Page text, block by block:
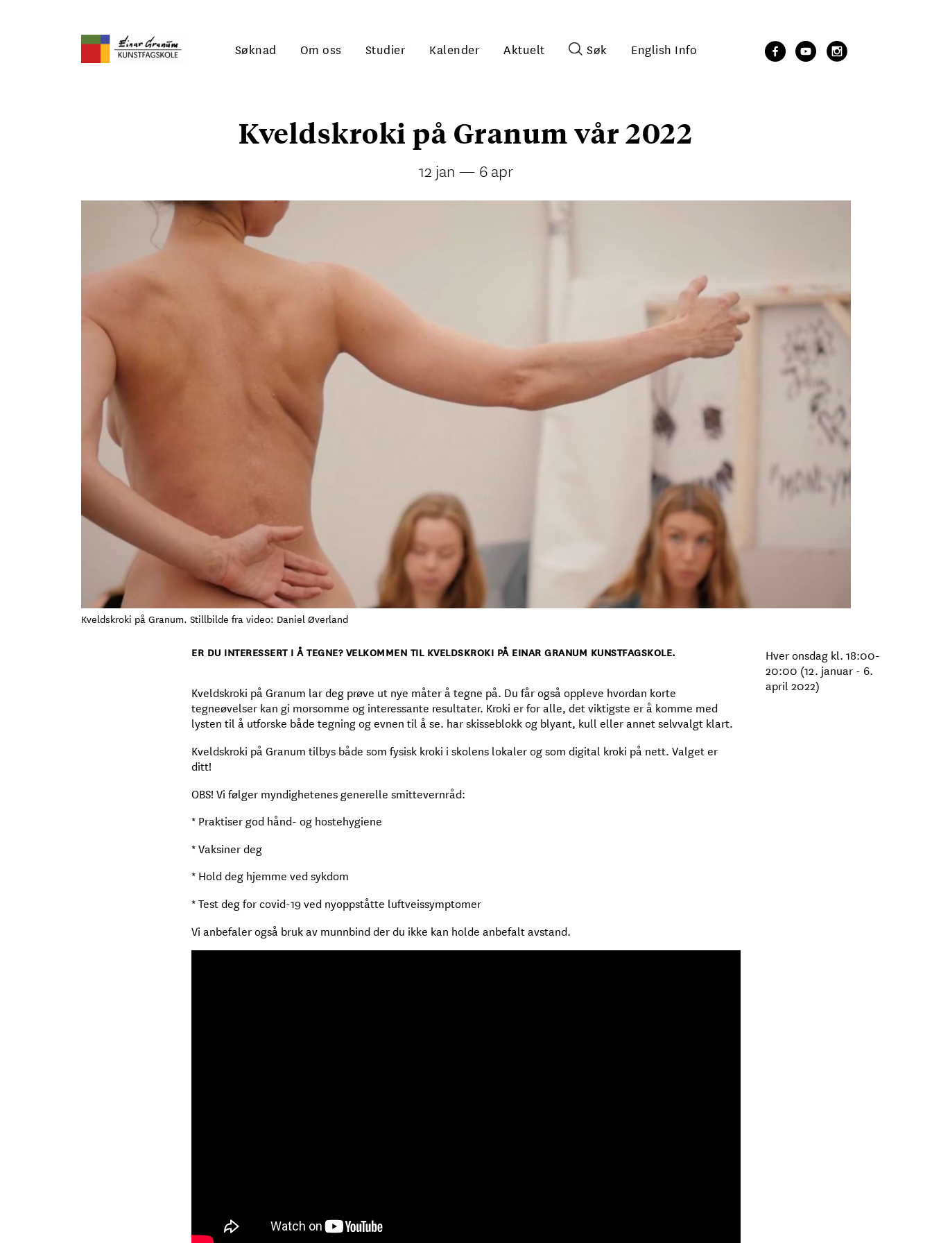
Søknad Om oss Studier Kalender Aktuelt Søk English Info
Kveldskroki på Granum vår 2022
12 jan — 6 apr
Kveldskroki på Granum. Stillbilde fra video: Daniel Øverland
ER DU INTERESSERT I Å TEGNE? VELKOMMEN TIL KVELDSKROKI PÅ EINAR GRANUM KUNSTFAGSKOLE.
Kveldskroki på Granum lar deg prøve ut nye måter å tegne på. Du får også oppleve hvordan korte
tegneøvelser kan gi morsomme og interessante resultater. Kroki er for alle, det viktigste er å komme med
lysten til å utforske både tegning og evnen til å se. har skisseblokk og blyant, kull eller annet selvvalgt klart.
Kveldskroki på Granum tilbys både som fysisk kroki i skolens lokaler og som digital kroki på nett. Valget er
ditt!
OBS! Vi følger myndighetenes generelle smittevernråd:
* Praktiser god hånd- og hostehygiene
* Vaksiner deg
* Hold deg hjemme ved sykdom
* Test deg for covid-19 ved nyoppståtte luftveissymptomer
Vi anbefaler også bruk av munnbind der du ikke kan holde anbefalt avstand.
Hver onsdag kl. 18:00-
20:00 (12. januar - 6.
april 2022)